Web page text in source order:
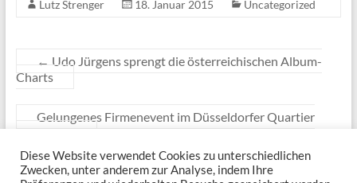
Lutz Strenger 18. Januar 2015 Uncategorized
← Udo Jürgens sprengt die österreichischen Album-
Charts
Gelungenes Firmenevent im Düsseldorfer Quartier
Bohème→
Diese Website verwendet Cookies zu unterschiedlichen
Zwecken, unter anderem zur Analyse, indem Ihre